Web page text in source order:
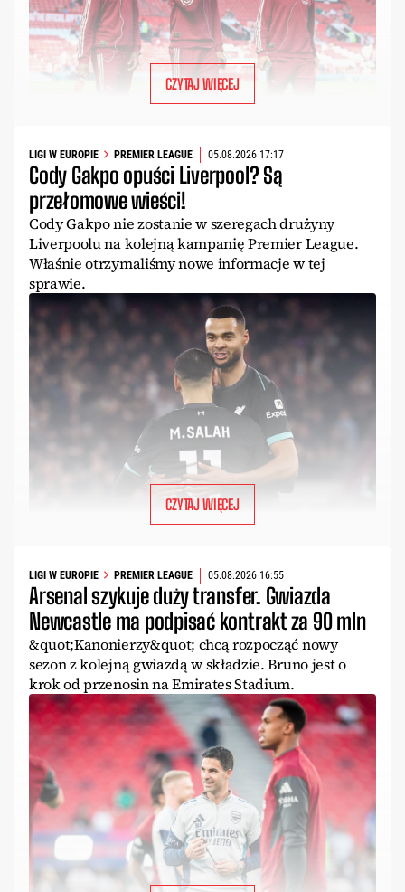
CZYTAJ WIĘCEJ
LIGI W EUROPIE PREMIER LEAGUE 05.08.2026 17:17
Cody Gakpo opuści Liverpool? Są
przełomowe wieści!
Cody Gakpo nie zostanie w szeregach drużyny
Liverpoolu na kolejną kampanię Premier League.
Właśnie otrzymaliśmy nowe informacje w tej
sprawie.
CZYTAJ WIĘCEJ
LIGI W EUROPIE PREMIER LEAGUE 05.08.2026 16:55
Arsenal szykuje duży transfer. Gwiazda
Newcastle ma podpisać kontrakt za 90 mln
&quot;Kanonierzy&quot; chcą rozpocząć nowy
sezon z kolejną gwiazdą w składzie. Bruno jest o
krok od przenosin na Emirates Stadium.